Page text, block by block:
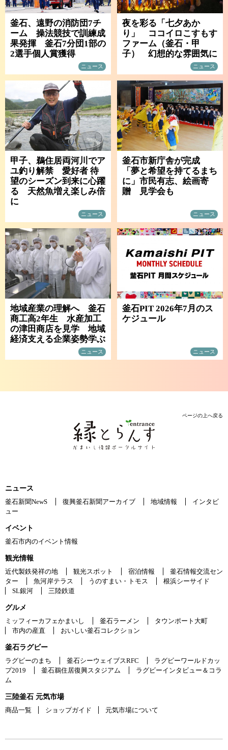
釜石、遠野の消防団7チ
ーム 操法競技で訓練成
果発揮 釜石7分団1部の
2選手個人賞獲得
ニュース
夜を彩る「七夕あか
り」 ココイロこすもす
ファーム（釜石・甲
子） 幻想的な雰囲気に
ニュース
甲子、鵜住居両河川でア
ユ釣り解禁 愛好者 待
望のシーズン到来に心躍
る 天然魚増え楽しみ倍
に
ニュース
釜石市新庁舎が完成
「夢と希望を持てるまち
に」市民有志、絵画寄
贈 見学会も
ニュース
地域産業の理解へ 釜石
商工高2年生 水産加工
の津田商店を見学 地域
経済支える企業姿勢学ぶ
ニュース
釜石PIT 2026年7月のス
ケジュール
ニュース
ページの上へ戻る
ニュース
釜石新聞NewS
復興釜石新聞アーカイブ 地域情報
インタビ
ュー
イベント
釜石市内のイベント情報
観光情報
近代製鉄発祥の地
観光スポット 宿泊情報
釜石情報交流セン
ター
魚河岸テラス うのすまい・トモス
根浜シーサイド
SL銀河
三陸鉄道
グルメ
ミッフィーカフェかまいし
釜石ラーメン
タウンポート大町
市内の産直
おいしい釜石コレクション
釜石ラグビー
ラグビーのまち
釜石シーウェイブスRFC
ラグビーワールドカッ
プ2019
釜石鵜住居復興スタジアム
ラグビーインタビュー＆コラ
ム
三陸釜石 元気市場
商品一覧
ショップガイド 元気市場について